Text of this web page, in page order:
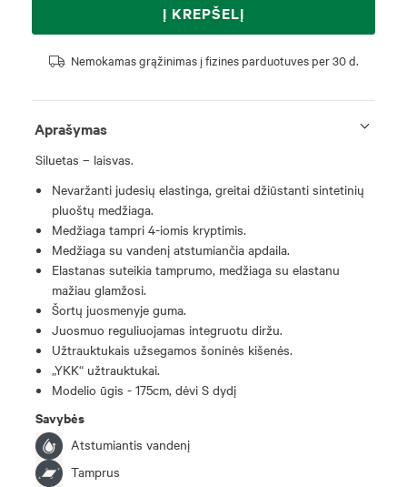
Į KREPŠELĮ
Nemokamas grąžinimas į fizines parduotuves per 30 d.
Aprašymas
Siluetas – laisvas.
Nevaržanti judesių elastinga, greitai džiūstanti sintetinių
pluoštų medžiaga.
Medžiaga tampri 4-iomis kryptimis.
Medžiaga su vandenį atstumiančia apdaila.
Elastanas suteikia tamprumo, medžiaga su elastanu
mažiau glamžosi.
Šortų juosmenyje guma.
Juosmuo reguliuojamas integruotu diržu.
Užtrauktukais užsegamos šoninės kišenės.
„YKK“ užtrauktukai.
Modelio ūgis - 175cm, dėvi S dydį
Savybės
Atstumiantis vandenį
Tamprus